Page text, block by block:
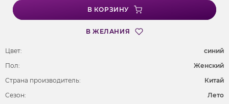
В КОРЗИНУ
В ЖЕЛАНИЯ
Цвет:
cиний
Пол:
Женский
Страна производитель:
Китай
Сезон:
Лето